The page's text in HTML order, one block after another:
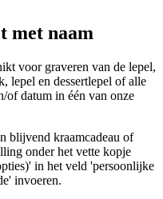
met naam
voor graveren van de lepel,
lepel en dessertlepel of alle
of datum in één van onze
blijvend kraamcadeau of
onder het vette kopje
in het veld 'persoonlijke
invoeren.